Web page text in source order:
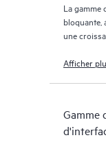
La gamme
bloquante,
une
Afficher
Gamme